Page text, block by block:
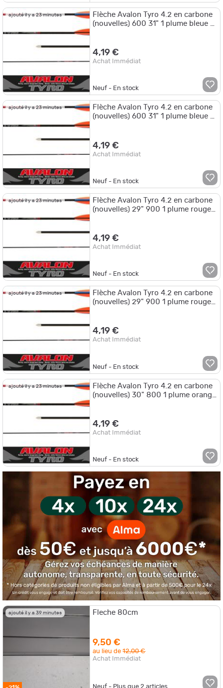
ajouté il y a 23 minutes
Flèche Avalon Tyro 4.2 en carbone
(nouvelles) 600 31" 1 plume bleue 2
4,19 €
Achat Immédiat
Neuf - En stock
ajouté il y a 23 minutes
Flèche Avalon Tyro 4.2 en carbone
(nouvelles) 600 31" 1 plume bleue 2
4,19 €
Achat Immédiat
Neuf - En stock
ajouté il y a 23 minutes
Flèche Avalon Tyro 4.2 en carbone
(nouvelles) 29" 900 1 plume rouge
4,19 €
Achat Immédiat
Neuf - En stock
ajouté il y a 23 minutes
Flèche Avalon Tyro 4.2 en carbone
(nouvelles) 29" 900 1 plume rouge
4,19 €
Achat Immédiat
Neuf - En stock
ajouté il y a 23 minutes
Flèche Avalon Tyro 4.2 en carbone
(nouvelles) 30" 800 1 plume orange
4,19 €
Achat Immédiat
Neuf - En stock
ajouté il y a 39 minutes Fleche 80cm
9,50 €
au lieu de12,00 €
Achat Immédiat
Neuf - Plus que2 articles